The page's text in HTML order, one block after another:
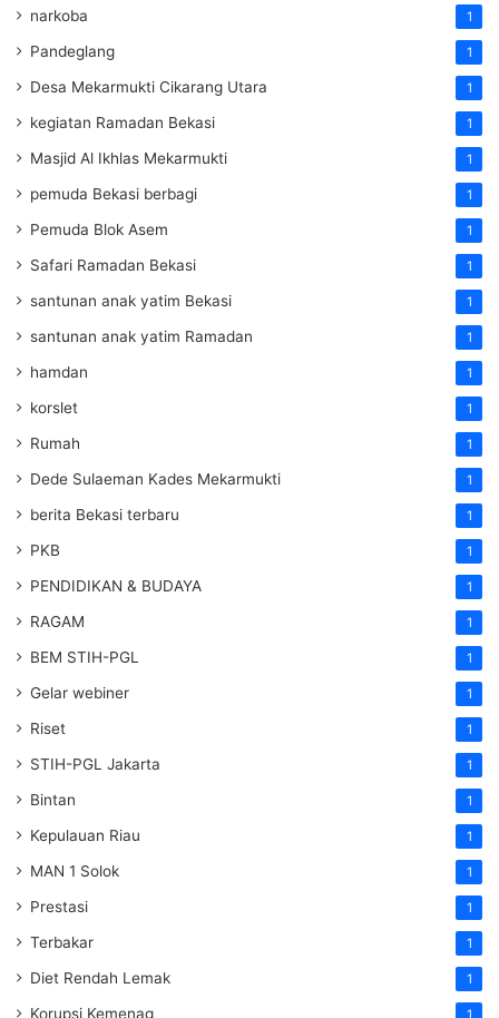
narkoba 1
Pandeglang 1
Desa Mekarmukti Cikarang Utara 1
kegiatan Ramadan Bekasi 1
Masjid Al Ikhlas Mekarmukti 1
pemuda Bekasi berbagi 1
Pemuda Blok Asem 1
Safari Ramadan Bekasi 1
santunan anak yatim Bekasi 1
santunan anak yatim Ramadan 1
hamdan 1
korslet 1
Rumah 1
Dede Sulaeman Kades Mekarmukti 1
berita Bekasi terbaru 1
PKB 1
PENDIDIKAN & BUDAYA 1
RAGAM 1
BEM STIH-PGL 1
Gelar webiner 1
Riset 1
STIH-PGL Jakarta 1
Bintan 1
Kepulauan Riau 1
MAN 1 Solok 1
Prestasi 1
Terbakar 1
Diet Rendah Lemak 1
Korupsi Kemenag 1